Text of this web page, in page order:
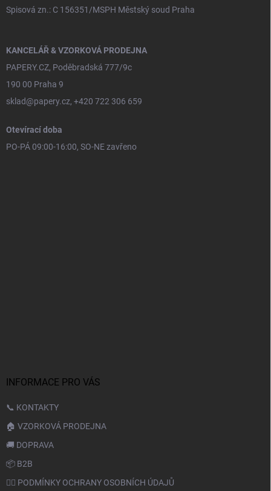
Spisová zn.: C 156351/MSPH Městský soud Praha
KANCELÁŘ & VZORKOVÁ PRODEJNA
PAPERY.CZ, Poděbradská 777/9c
190 00 Praha 9
sklad@papery.cz, +420 722 306 659
Otevírací doba
PO-PÁ 09:00-16:00, SO-NE zavřeno
INFORMACE PRO VÁS
📞 KONTAKTY
🏠 VZORKOVÁ PRODEJNA
🚚 DOPRAVA
📦 B2B
🙆‍♂️ PODMÍNKY OCHRANY OSOBNÍCH ÚDAJŮ